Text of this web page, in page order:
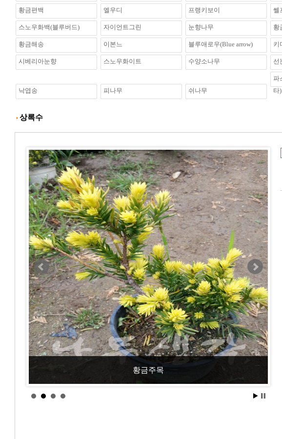
황금편백 엘우디 프랭키보이 쎌
스노우화백(블루버드) 자이언트그린 눈향나무 황
황금해송 이본느 블루애로우(Blue arrow) 키
시베리아눈향 스노우화이트 수양소나무 선
낙엽송 피나무 쉬나무
파
타)
상록수
황금주목